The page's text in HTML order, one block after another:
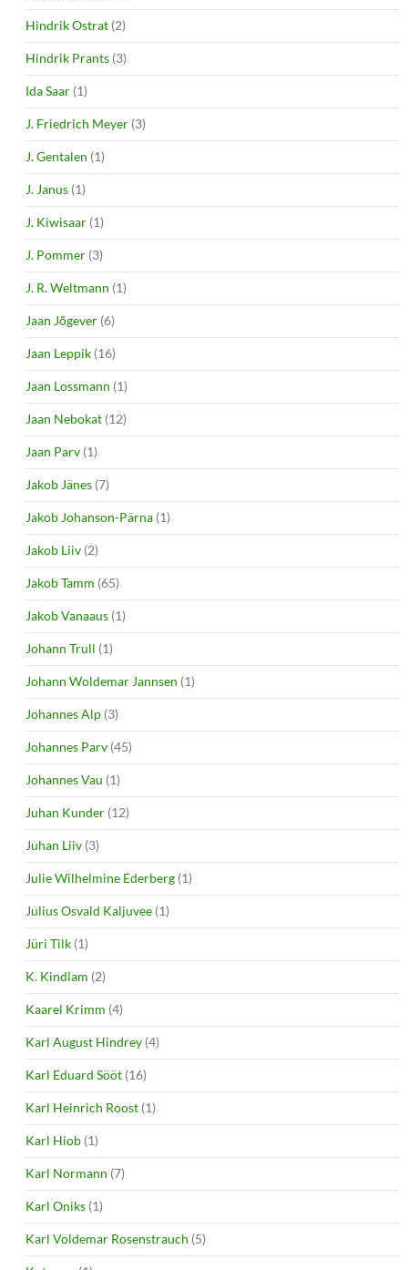
Hindrik Ostrat (2)
Hindrik Prants (3)
Ida Saar (1)
J. Friedrich Meyer (3)
J. Gentalen (1)
J. Janus (1)
J. Kiwisaar (1)
J. Pommer (3)
J. R. Weltmann (1)
Jaan Jõgever (6)
Jaan Leppik (16)
Jaan Lossmann (1)
Jaan Nebokat (12)
Jaan Parv (1)
Jakob Jänes (7)
Jakob Johanson-Pärna (1)
Jakob Liiv (2)
Jakob Tamm (65)
Jakob Vanaaus (1)
Johann Trull (1)
Johann Woldemar Jannsen (1)
Johannes Alp (3)
Johannes Parv (45)
Johannes Vau (1)
Juhan Kunder (12)
Juhan Liiv (3)
Julie Wilhelmine Ederberg (1)
Julius Osvald Kaljuvee (1)
Jüri Tilk (1)
K. Kindlam (2)
Kaarel Krimm (4)
Karl August Hindrey (4)
Karl Eduard Sööt (16)
Karl Heinrich Roost (1)
Karl Hiob (1)
Karl Normann (7)
Karl Oniks (1)
Karl Voldemar Rosenstrauch (5)